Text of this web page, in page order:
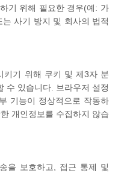
기 위해 필요한 경우(예: 가
사기 방지 및 회사의 법적
키기 위해 쿠키 및 제3자 분
수 있습니다. 브라우저 설정
기능이 정상적으로 작동하
개인정보를 수집하지 않습
을 보호하고, 접근 통제 및